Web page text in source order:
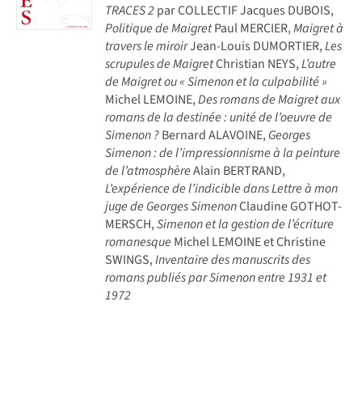
TRACES 2par COLLECTIF Jacques DUBOIS,
Politique de MaigretPaul MERCIER,Maigret à
travers le miroirJean-Louis DUMORTIER,Les
scrupules de MaigretChristian NEYS,L’autre
de Maigret ou « Simenon et la culpabilité »
Michel LEMOINE,Des romans de Maigret aux
romans de la destinée : unité de l’oeuvre de
Simenon ?Bernard ALAVOINE,Georges
Simenon : de l’impressionnisme à la peinture
de l’atmosphèreAlain BERTRAND,
L’expérience de l’indicible dans Lettre à mon
juge de Georges SimenonClaudine GOTHOT-
MERSCH,Simenon et la gestion de l’écriture
romanesque Michel LEMOINE et Christine
SWINGS,Inventaire des manuscrits des
romans publiés par Simenon entre 1931 et
1972